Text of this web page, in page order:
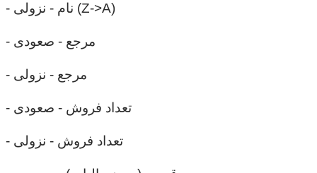
- نام - نزولی (Z->A)
- مرجع - صعودی
- مرجع - نزولی
- تعداد فروش - صعودی
- تعداد فروش - نزولی